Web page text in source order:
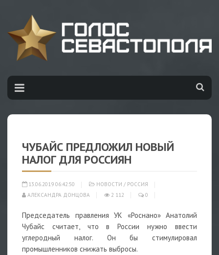
ЧУБАЙС ПРЕДЛОЖИЛ НОВЫЙ
НАЛОГ ДЛЯ РОССИЯН
13.06.2019 06:42:50 НОВОСТИ / РОССИЯ
АЛЕКСАНДРА ДОНЦОВА
2 112 0
Председатель правления УК «Роснано» Анатолий
Чубайс считает, что в России нужно ввести
углеродный налог. Он бы стимулировал
промышленников снижать выбросы.